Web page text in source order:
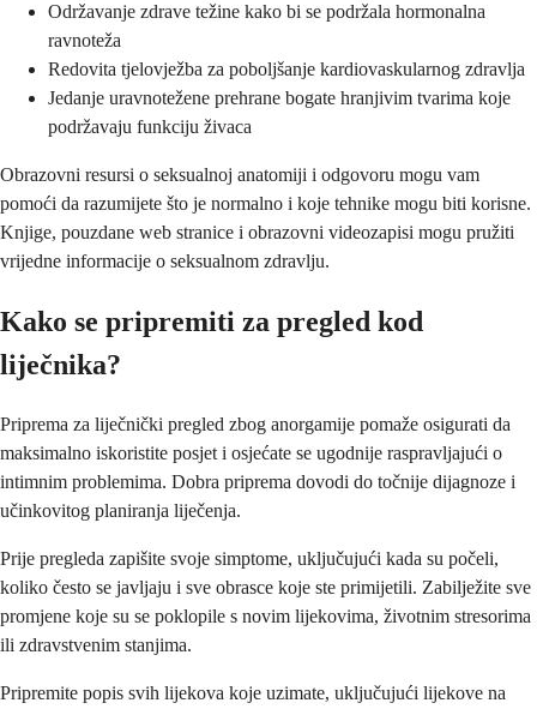
Održavanje zdrave težine kako bi se podržala hormonalna
ravnoteža
Redovita tjelovježba za poboljšanje kardiovaskularnog zdravlja
Jedanje uravnotežene prehrane bogate hranjivim tvarima koje
podržavaju funkciju živaca
Obrazovni resursi o seksualnoj anatomiji i odgovoru mogu vam
pomoći da razumijete što je normalno i koje tehnike mogu biti korisne.
Knjige, pouzdane web stranice i obrazovni videozapisi mogu pružiti
vrijedne informacije o seksualnom zdravlju.
Kako se pripremiti za pregled kod
liječnika?
Priprema za liječnički pregled zbog anorgamije pomaže osigurati da
maksimalno iskoristite posjet i osjećate se ugodnije raspravljajući o
intimnim problemima. Dobra priprema dovodi do točnije dijagnoze i
učinkovitog planiranja liječenja.
Prije pregleda zapišite svoje simptome, uključujući kada su počeli,
koliko često se javljaju i sve obrasce koje ste primijetili. Zabilježite sve
promjene koje su se poklopile s novim lijekovima, životnim stresorima
ili zdravstvenim stanjima.
Pripremite popis svih lijekova koje uzimate, uključujući lijekove na